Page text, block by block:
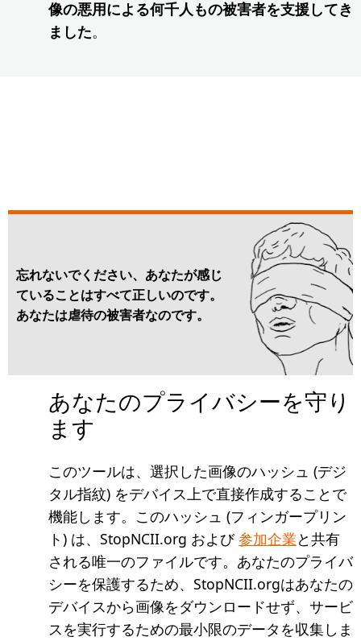
像の悪用による何千人もの被害者を支援してき
ました。
忘れないでください、あなたが感じ
ていることはすべて正しいのです。
あなたは虐待の被害者なのです。
あなたのプライバシーを守り
ます
このツールは、選択した画像のハッシュ (デジ
タル指紋) をデバイス上で直接作成することで
機能します。このハッシュ (フィンガープリン
ト) は、StopNCII.org および参加企業と共有
される唯一のファイルです。あなたのプライバ
シーを保護するため、StopNCII.orgはあなたの
デバイスから画像をダウンロードせず、サービ
スを実行するための最小限のデータを収集しま